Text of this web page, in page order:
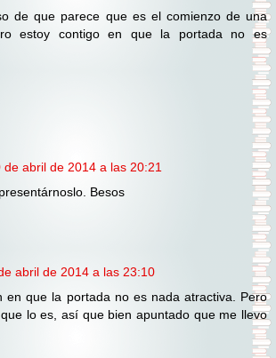
de que parece que es el comienzo de una
estoy contigo en que la portada no es
de abril de 2014 a las 20:21
Besos
abril de 2014 a las 23:10
en que la portada no es nada atractiva. Pero
lo es, así que bien apuntado que me llevo